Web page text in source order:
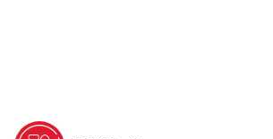
に
移